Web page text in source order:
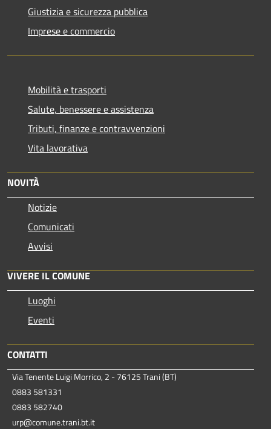
Giustizia e sicurezza pubblica
Imprese e commercio
Mobilità e trasporti
Salute, benessere e assistenza
Tributi, finanze e contravvenzioni
Vita lavorativa
NOVITÀ
Notizie
Comunicati
Avvisi
VIVERE IL COMUNE
Luoghi
Eventi
CONTATTI
Via Tenente Luigi Morrico, 2 - 76125 Trani (BT)
0883 581331
0883 582740
urp@comune.trani.bt.it